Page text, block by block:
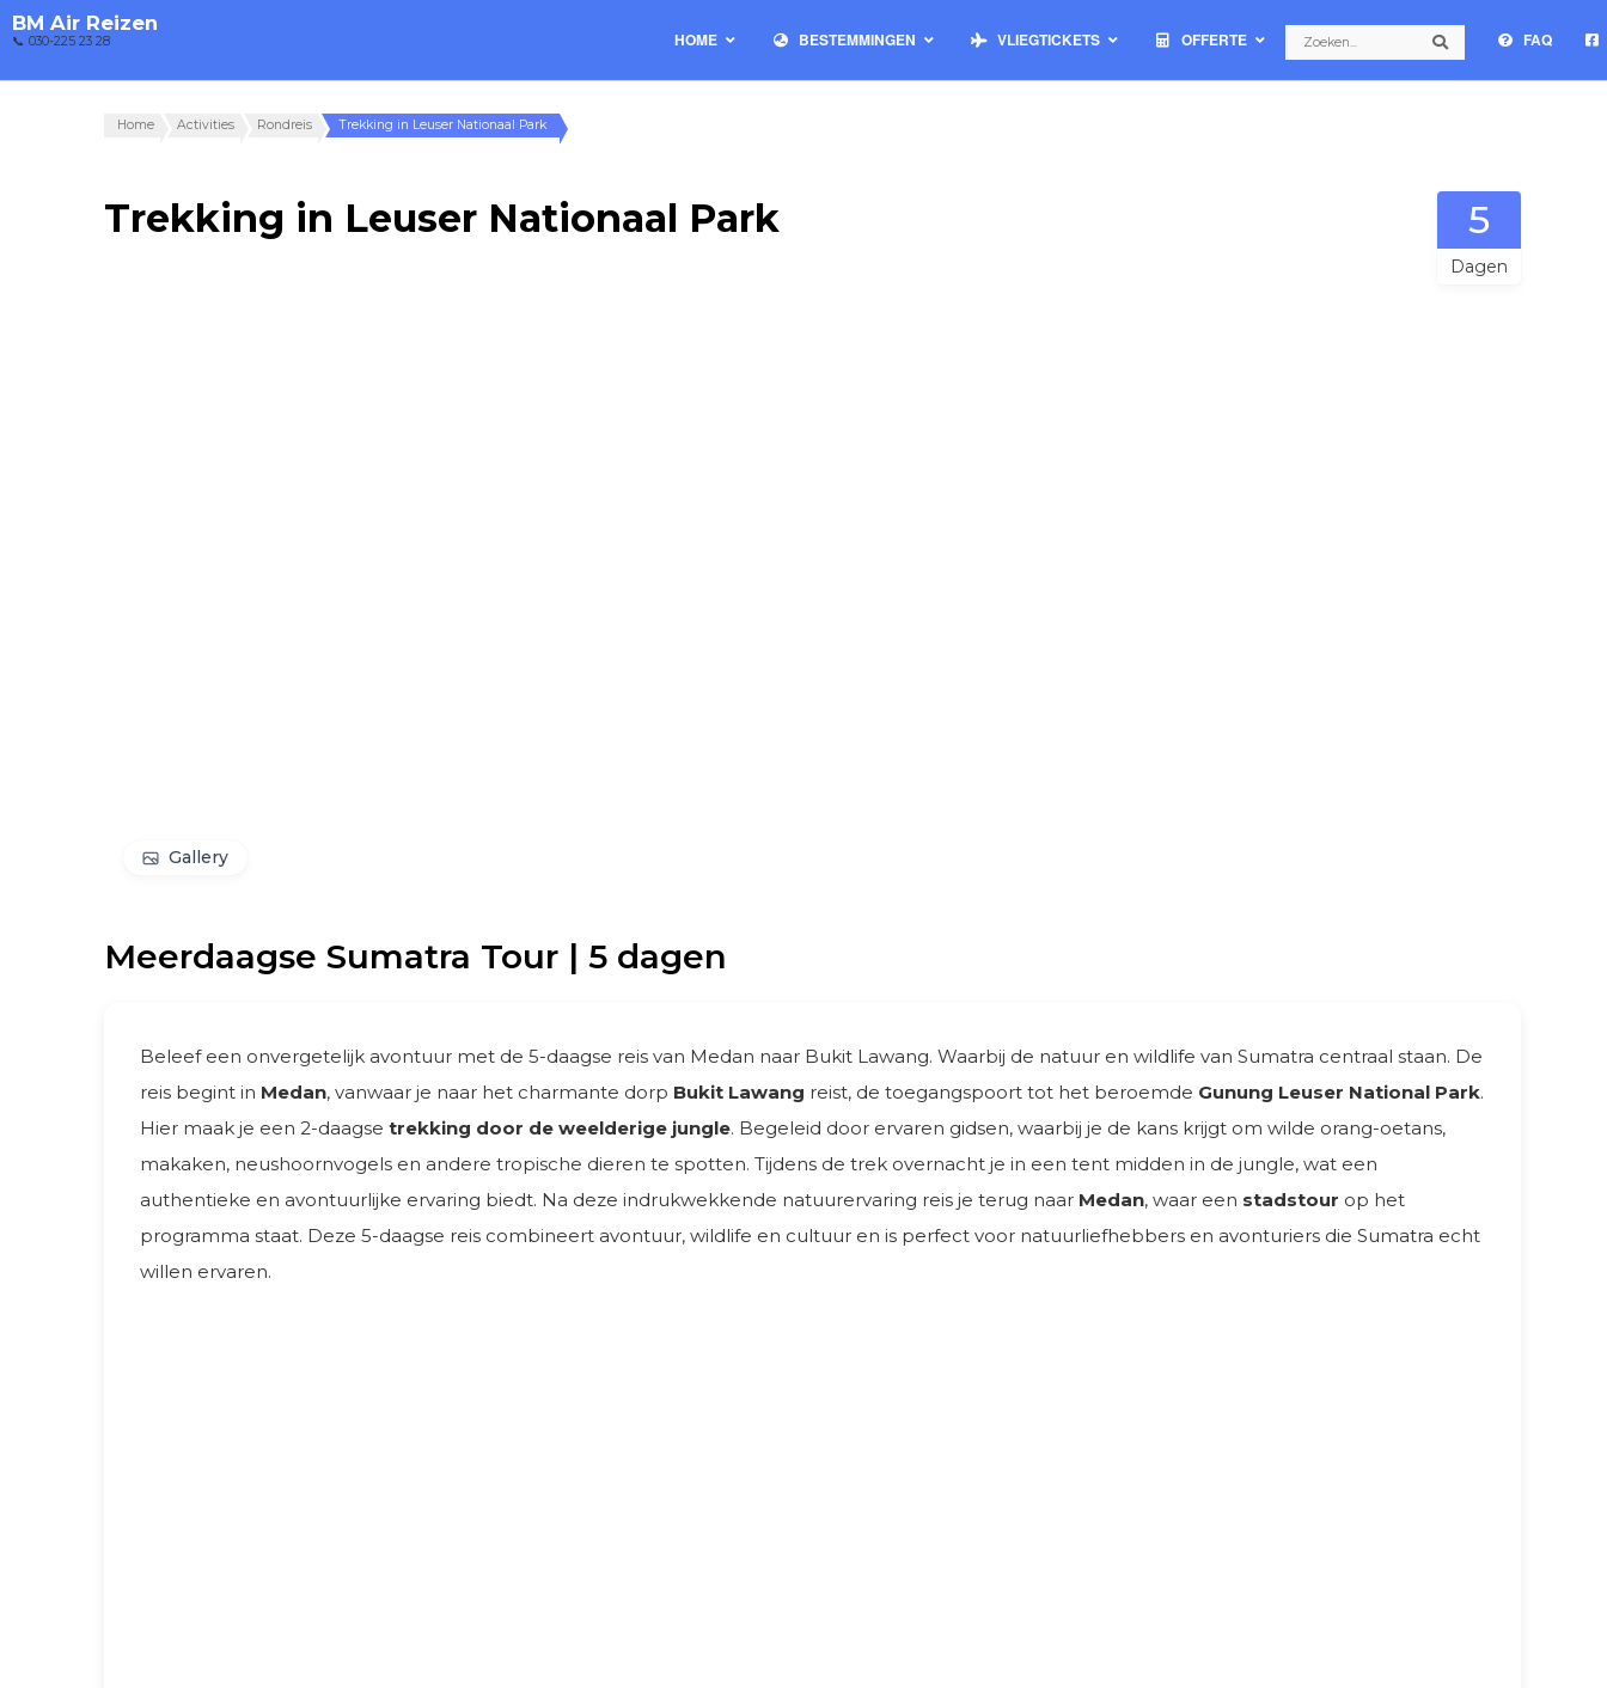
BM Air Reizen
📞 030-225 23 28 HOME BESTEMMINGEN VLIEGTICKETS OFFERTE Search Search FAQ
Home Activities Rondreis Trekking in Leuser Nationaal Park
Trekking in Leuser Nationaal Park 5
Dagen
Gallery
Meerdaagse Sumatra Tour | 5 dagen
Beleef een onvergetelijk avontuur met de 5-daagse reis van Medan naar Bukit Lawang. Waarbij de natuur en wildlife van Sumatra centraal staan. De
reis begint in Medan, vanwaar je naar het charmante dorp Bukit Lawang reist, de toegangspoort tot het beroemde Gunung Leuser National Park.
Hier maak je een 2-daagse trekking door de weelderige jungle. Begeleid door ervaren gidsen, waarbij je de kans krijgt om wilde orang-oetans,
makaken, neushoornvogels en andere tropische dieren te spotten. Tijdens de trek overnacht je in een tent midden in de jungle, wat een
authentieke en avontuurlijke ervaring biedt. Na deze indrukwekkende natuurervaring reis je terug naar Medan, waar een stadstour op het
programma staat. Deze 5-daagse reis combineert avontuur, wildlife en cultuur en is perfect voor natuurliefhebbers en avonturiers die Sumatra echt
willen ervaren.